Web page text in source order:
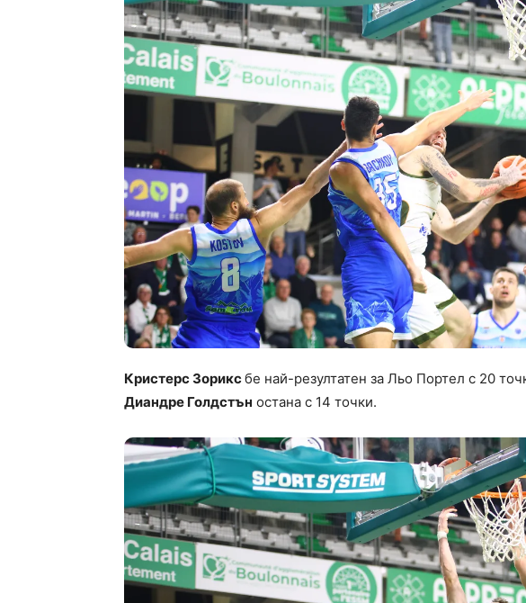
Кристерс Зориксбе най-резултатен за Льо Портел с 20
Диандре Голдстън остана с 14 точки.